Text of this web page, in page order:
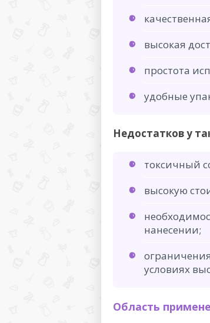
высокая
простота
удобные
Недостатков у
токсичный
высокую
нанесении;
условиях
Область